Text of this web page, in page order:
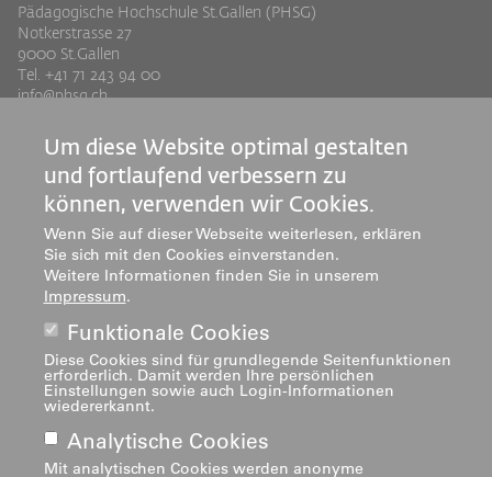
Pädagogische Hochschule St.Gallen (PHSG)
Notkerstrasse 27
9000 St.Gallen
Tel. +41 71 243 94 00
info@phsg.ch
Footer
Links
Standorte
Jobs
Medien
Mediatheken
Footer
rechts
Studium
Weiterbildung
Forschung & Entwicklung
Dienstleistung
Institute
Zentren
Um diese Website optimal gestalten
und fortlaufend verbessern zu
können, verwenden wir Cookies.
Wenn Sie auf dieser Webseite weiterlesen, erklären
Sie sich mit den Cookies einverstanden.
Weitere Informationen finden Sie in unserem
Impressum.
Funktionale Cookies
Diese Cookies sind für grundlegende Seitenfunktionen
erforderlich. Damit werden Ihre persönlichen
Einstellungen sowie auch Login-Informationen
wiedererkannt.
Analytische Cookies
Mit analytischen Cookies werden anonyme